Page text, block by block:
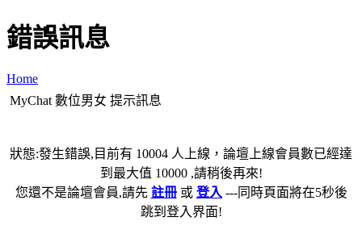
錯誤訊息
Home
MyChat 數位男女 提示訊息
狀態:發生錯誤,目前有 10004 人上線，論壇上線會員數已經達
到最大值 10000 ,請稍後再來!
您還不是論壇會員,請先 註冊或 登入 ---同時頁面將在5秒後
跳到登入界面!